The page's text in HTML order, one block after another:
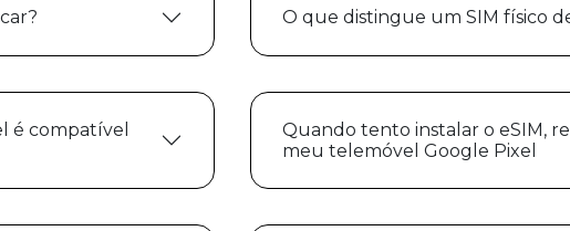
O que distingue um SIM físico
é compatível
Quando tento instalar o eSIM,
meu telemóvel Google Pixel